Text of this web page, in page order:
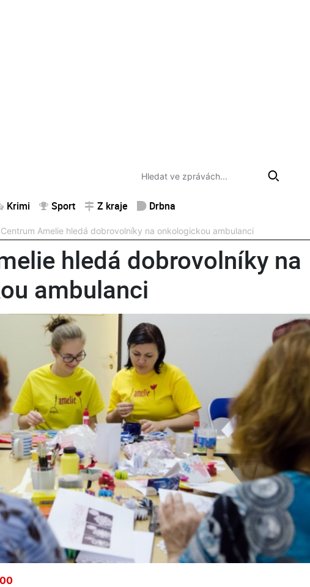
Krimi Sport Z kraje Drbna
Centrum Amelie hledá dobrovolníky na onkologickou ambulanci
hledá dobrovolníky na
ambulanci